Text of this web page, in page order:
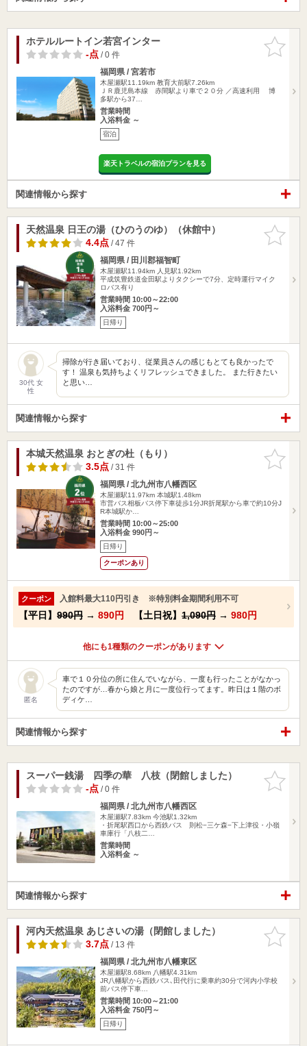
お気に入
りに追加
ホテルルートイン若宮インター
-点/ 0 件
福岡県 / 宮若市
木屋瀬駅11.19km 教育大前駅7.26km
ＪＲ鹿児島本線 赤間駅より車で２０分 ／高速利用 博
多駅から37…
営業時間
入浴料金 ～
宿泊
楽天トラベルの宿泊プランを見る
関連情報から探す
お気に入
りに追加
天然温泉 日王の湯（ひのうのゆ）（休館中）
4.4点/ 47 件
福岡県 / 田川郡福智町
木屋瀬駅11.94km 人見駅1.92km
平成筑豊鉄道金田駅よりタクシーで7分、定時運行マイク
ロバス有り
営業時間 10:00～22:00
入浴料金 700円～
日帰り
30代 女
性
掃除が行き届いており、従業員さんの感じもとても良かったで
す！ 温泉も気持ちよくリフレッシュできました。 また行きたい
と思い…
関連情報から探す
お気に入
りに追加
本城天然温泉 おとぎの杜（もり）
3.5点/ 31 件
福岡県 / 北九州市八幡西区
木屋瀬駅11.97km 本城駅1.48km
市営バス相板バス停下車徒歩1分JR折尾駅から車で約10分J
R本城駅か…
営業時間 10:00～25:00
入浴料金 990円～
日帰り
クーポンあり
クーポン 入館料最大110円引き ※特別料金期間利用不可
【平日】 990円 → 890円 【土日祝】 1,090円 → 980円
他にも1種類のクーポンがあります
匿名
車で１０分位の所に住んでいながら、一度も行ったことがなかっ
たのですが…春から娘と月に一度位行ってます。昨日は１階のボ
ディケ…
関連情報から探す
お気に入
りに追加
スーパー銭湯 四季の華 八枝（閉館しました）
-点/ 0 件
福岡県 / 北九州市八幡西区
木屋瀬駅7.83km 今池駅1.32km
・折尾駅西口から西鉄バス 則松−三ケ森−下上津役・小嶺
車庫行「八枝二…
営業時間
入浴料金 ～
関連情報から探す
お気に入
りに追加
河内天然温泉 あじさいの湯（閉館しました）
3.7点/ 13 件
福岡県 / 北九州市八幡東区
木屋瀬駅8.68km 八幡駅4.31km
JR八幡駅から西鉄バス､田代行に乗車約30分で河内小学校
前バス停下車…
営業時間 10:00～21:00
入浴料金 750円～
日帰り